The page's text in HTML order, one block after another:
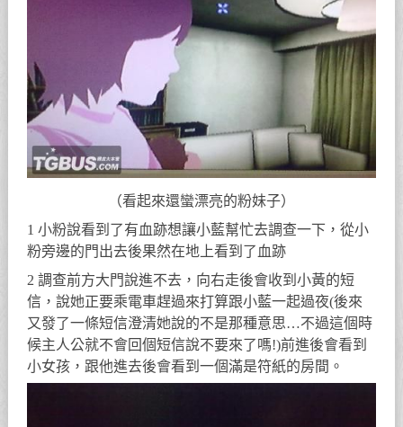
（看起來還蠻漂亮的粉妹子）
1 小粉說看到了有血跡想讓小藍幫忙去調查一下，從小
粉旁邊的門出去後果然在地上看到了血跡
2 調查前方大門說進不去，向右走後會收到小黃的短
信，說她正要乘電車趕過來打算跟小藍一起過夜(後來
又發了一條短信澄清她說的不是那種意思…不過這個時
候主人公就不會回個短信說不要來了嗎!)前進後會看到
小女孩，跟他進去後會看到一個滿是符紙的房間。